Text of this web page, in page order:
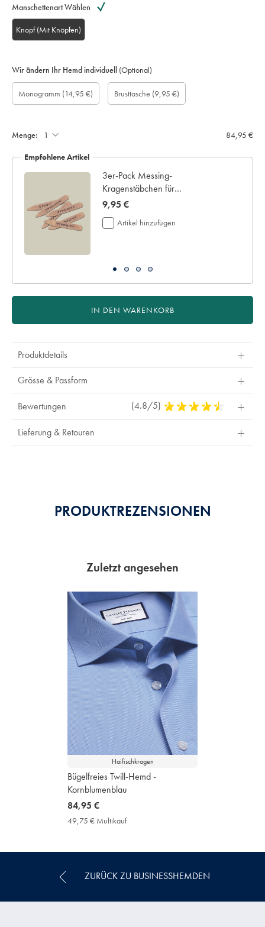
Manschettenart Wählen
Knopf (Mit Knöpfen)
Wir ändern Ihr Hemd individuell (Optional)
Maßgefertigte
Ärmellänge
(cm):
Monogram
Font:
Monogramm
Optionen:
Monogramm (14,95 €)
Monogram
Colour:
Monogram
Location:
Brusttasche
aufnähen:
Brusttasche (9,95 €)
Geschenkbox:
Menge: 84,95 €
Empfohlene Artikel
3er-Pack Messing-
Kragenstäbchen für
Haifischkragen
now
9,95
€
9,95 €
Artikel hinzufügen
IN DEN WARENKORB
Produktdetails
Grösse & Passform
Bewertungen (4.8/5) 4,8
Stars
Lieferung & Retouren
PRODUKTREZENSIONEN
Zuletzt angesehen
Haifischkragen
Bügelfreies Twill-Hemd -
Kornblumenblau
now
84,95
84,95 €
49,75 € Multikauf49,75
Price
ZURÜCK ZU BUSINESSHEMDEN